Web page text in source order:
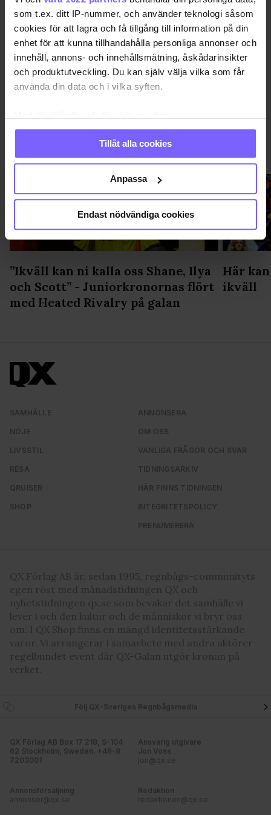
som t.ex. ditt IP-nummer, och använder teknologi såsom
cookies för att lagra och få tillgång till information på din
enhet för att kunna tillhandahålla personliga annonser och
innehåll, annons- och innehållsmätning, åskådarinsikter
och produktutveckling. Du kan själv välja vilka som får
använda din data och i vilka syften.
Samla in information om din geografiska plats
som kan ha en noggrannhet på upp till flera meter
Identifiera din enhet genom att aktivt skanna den
för specifika kännetecken (fingeravtryck)
Ta reda på mer om hur dina personliga uppgifter
Du kan ändra eller dra tillbaka ditt samtycke när som
helst från cookie-förklaringen.
Vi använder enhetsidentifierare för att anpassa innehållet
och annonserna till användarna, tillhandahålla funktioner
för sociala medier och analysera vår trafik. Vi
vidarebefordrar även sådana identifierare och annan
information som du har tillhandahållit eller som de har
samlat in när du har använt deras tjänster. Du godkänner
Tillåt alla cookies
Anpassa
Endast nödvändiga cookies
QX GAYGALA QX GAYGALA 2018 RÖDA MATTAN
DELA DEN HÄR ARTIKELN
”Ikväll kan ni kalla oss Shane, Ilya
och Scott” - Juniorkronornas flört
med Heated Rivalry på galan
Här
ikväll
SAMHÄLLE
NÖJE
LIVSSTIL
RESA
QRUISER
SHOP
ANNONSERA
OM OSS
VANLIGA FRÅGOR OCH SVAR
TIDNINGSARKIV
HÄR FINNS TIDNINGEN
INTEGRITETSPOLICY
PRENUMERERA
QX Förlag AB är, sedan 1995, regnbågs-communityts
egen röst med månadstidningen QX och
nyhetstidningen qx.se som bevakar det samhälle vi
lever i och den kultur och de människor vi bryr oss
om. I QX Shop finns en mängd identitetsstärkande
varor. Vi arrangerar i samarbete med andra aktörer
regelbundet event där QX-Galan utgör kronan på
verket.
Följ QX-Sveriges Regnbågsmedia
QX Förlag AB Box 17 218, S-104
62 Stockholm, Sweden. +46-8
7203001
Ansvarig utgivare
Jon Voss
jon@qx.se
Annonsförsäljning
annonser@qx.se
Redaktion
redaktionen@qx.se